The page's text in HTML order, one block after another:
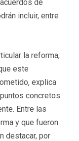
de
incluir, entre
la reforma,
este
explica
concretos
Entre las
y que fueron
destacar, por